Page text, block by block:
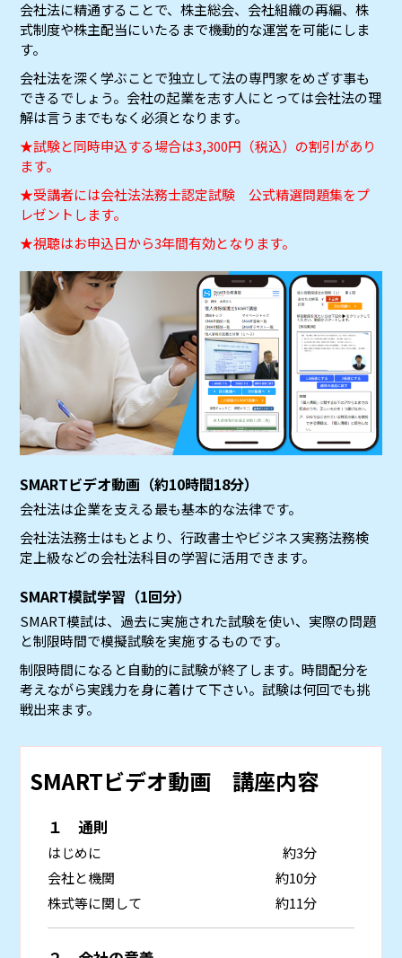
会社法に精通することで、株主総会、会社組織の再編、株
式制度や株主配当にいたるまで機動的な運営を可能にしま
す。
会社法を深く学ぶことで独立して法の専門家をめざす事も
できるでしょう。会社の起業を志す人にとっては会社法の理
解は言うまでもなく必須となります。
★試験と同時申込する場合は3,300円（税込）の割引があり
ます。
★受講者には会社法法務士認定試験 公式精選問題集をプ
レゼントします。
★視聴はお申込日から3年間有効となります。
SMARTビデオ動画（約10時間18分）
会社法は企業を支える最も基本的な法律です。
会社法法務士はもとより、行政書士やビジネス実務法務検
定上級などの会社法科目の学習に活用できます。
SMART模試学習（1回分）
SMART模試は、過去に実施された試験を使い、実際の問題
と制限時間で模擬試験を実施するものです。
制限時間になると自動的に試験が終了します。時間配分を
考えながら実践力を身に着けて下さい。試験は何回でも挑
戦出来ます。
SMARTビデオ動画 講座内容
１ 通則
はじめに
約3分
会社と機関
約10分
株式等に関して
約11分